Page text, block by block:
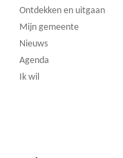
Ontdekken en uitgaan
Mijn gemeente
Nieuws
Agenda
Ik wil